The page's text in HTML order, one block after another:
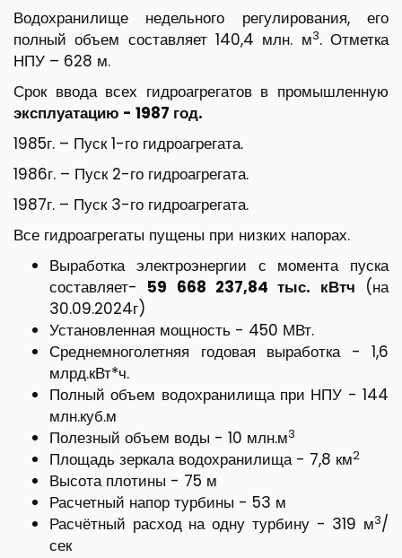
Водохранилище недельного регулирования, его
полный объем составляет 140,4 млн. м3. Отметка
НПУ – 628 м.
Срок ввода всех гидроагрегатов в промышленную
эксплуатацию - 1987 год.
1985г. – Пуск 1-го гидроагрегата.
1986г. – Пуск 2-го гидроагрегата.
1987г. – Пуск 3-го гидроагрегата.
Все гидроагрегаты пущены при низких напорах.
Выработка электроэнергии с момента пуска
составляет- 59 668 237,84 тыс. кВтч (на
30.09.2024г)
Установленная мощность - 450 МВт.
Среднемноголетняя годовая выработка - 1,6
млрд.кВт*ч.
Полный объем водохранилища при НПУ - 144
млн.куб.м
Полезный объем воды - 10 млн.м3
Площадь зеркала водохранилища - 7,8 км2
Высота плотины - 75 м
Расчетный напор турбины - 53 м
Расчётный расход на одну турбину - 319 м3/
сек